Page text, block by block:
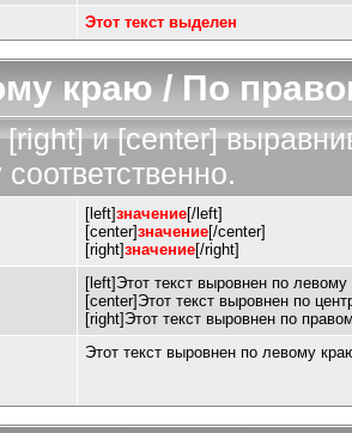
Этот текст выделен
краю / По
[right] и [center]
[left]значение[/left]
[center]значение[/center]
[right]значение[/right]
[left]Этот текст выровнен по
[center]Этот текст выровнен по
[right]Этот текст выровнен по
Этот текст выровнен по левому